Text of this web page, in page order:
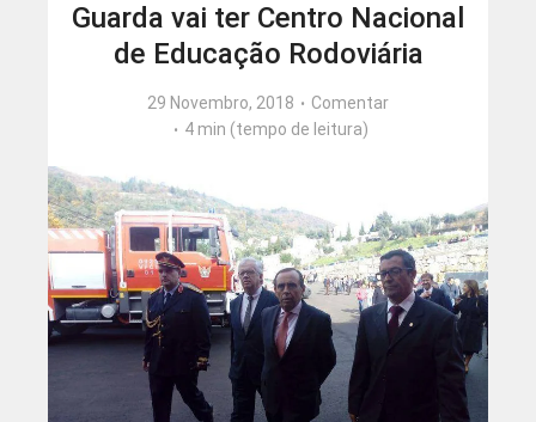
Guarda vai ter Centro Nacional
de Educação Rodoviária
29 Novembro, 2018
Comentar
4 min (tempo de leitura)